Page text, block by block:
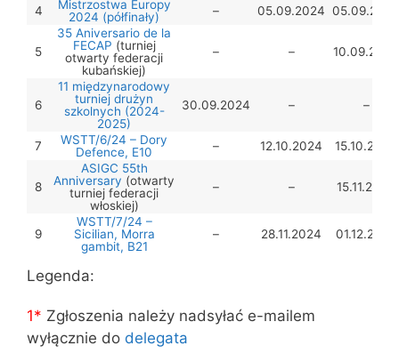
4
Mistrzostwa Europy
2024 (półfinały)
– 05.09.2024 05.09.2024
5
35 Aniversario de la
FECAP (turniej
otwarty federacji
kubańskiej)
– – 10.09.2024
6
11 międzynarodowy
turniej drużyn
szkolnych (2024-
2025)
30.09.2024 – –
7
WSTT/6/24 – Dory
Defence, E10
– 12.10.2024 15.10.2024
8
ASIGC 55th
Anniversary (otwarty
turniej federacji
włoskiej)
– – 15.11.2024
9
WSTT/7/24 –
Sicilian, Morra
gambit, B21
– 28.11.2024 01.12.2024
Legenda:
1* Zgłoszenia należy nadsyłać e-mailem
wyłącznie do delegata